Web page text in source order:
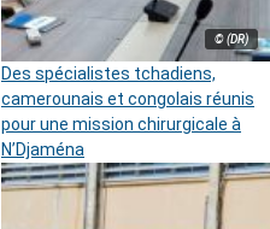
© (DR)
Des spécialistes tchadiens,
camerounais et congolais réunis
pour une mission chirurgicale à
N’Djaména